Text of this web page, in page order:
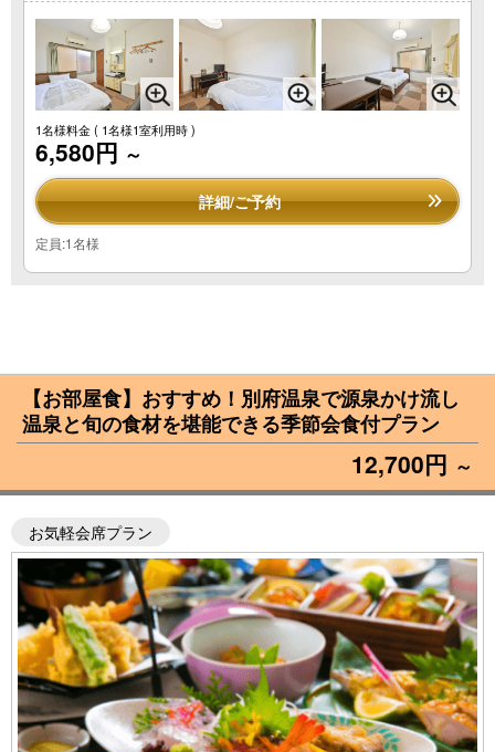
1名様料金( 1名様1室利用時 )
6,580円 ～
詳細/ご予約
定員:1名様
【お部屋食】おすすめ！別府温泉で源泉かけ流し
温泉と旬の食材を堪能できる季節会食付プラン
12,700円 ～
お気軽会席プラン